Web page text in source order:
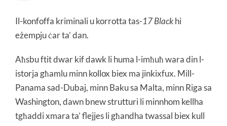
Il-konfoffa kriminali u korrotta tas-17 Blackhi
eżempju ċar ta’ dan.
Aħsbu ftit dwar kif dawk li huma l-imħuħ wara din l-
istorja għamlu minn kollox biex ma jinkixfux. Mill-
Panama sad-Dubaj, minn Baku sa Malta, minn Riga sa
Washington, dawn bnew strutturi li minnhom kellha
tgħaddi xmara ta’ flejjes li għandha twassal biex kull